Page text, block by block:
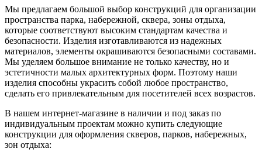
Мы предлагаем большой выбор конструкций для организации
пространства парка, набережной, сквера, зоны отдыха,
которые соответствуют высоким стандартам качества и
безопасности. Изделия изготавливаются из надежных
материалов, элементы окрашиваются безопасными составами.
Мы уделяем большое внимание не только качеству, но и
эстетичности малых архитектурных форм. Поэтому наши
изделия способны украсить собой любое пространство,
сделать его привлекательным для посетителей всех возрастов.
В нашем интернет-магазине в наличии и под заказ по
индивидуальным проектам можно купить следующие
конструкции для оформления скверов, парков, набережных,
зон отдыха: